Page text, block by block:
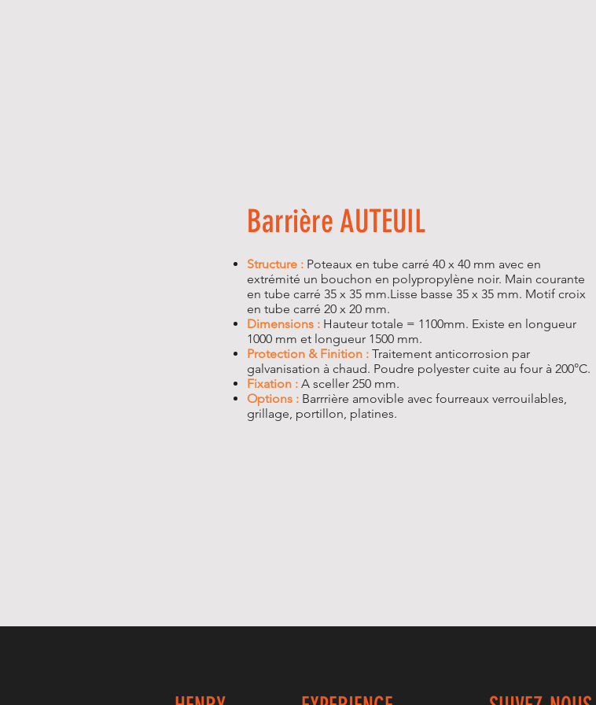
Barrière AUTEUIL
Structure : Poteaux en tube carré 40 x 40 mm avec en
extrémité un bouchon en polypropylène noir. Main courante
en tube carré 35 x 35 mm.Lisse basse 35 x 35 mm. Motif croix
en tube carré 20 x 20 mm.
Dimensions : Hauteur totale = 1100mm. Existe en longueur
1000 mm et longueur 1500 mm.
Protection & Finition : Traitement anticorrosion par
galvanisation à chaud. Poudre polyester cuite au four à 200°C.
Fixation : A sceller 250 mm.
Options : Barrrière amovible avec fourreaux verrouilables,
grillage, portillon, platines.